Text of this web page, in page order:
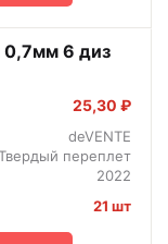
0,7мм 6 диз
25,30 ₽
deVENTE
переплет
2022
21 шт